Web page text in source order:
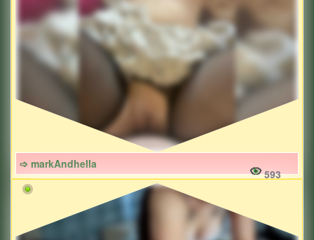
➩ markAndhella
593